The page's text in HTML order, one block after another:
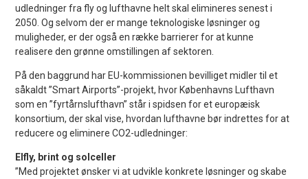
udledninger fra fly og lufthavne helt skal elimineres senest i
2050. Og selvom der er mange teknologiske løsninger og
muligheder, er der også en række barrierer for at kunne
realisere den grønne omstillingen af sektoren.
På den baggrund har EU-kommissionen bevilliget midler til et
såkaldt ”Smart Airports”-projekt, hvor Københavns Lufthavn
som en ”fyrtårnslufthavn” står i spidsen for et europæisk
konsortium, der skal vise, hvordan lufthavne bør indrettes for at
reducere og eliminere CO2-udledninger:
Elfly, brint og solceller
”Med projektet ønsker vi at udvikle konkrete løsninger og skabe